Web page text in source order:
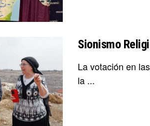
Sionismo
La votación en
la ...